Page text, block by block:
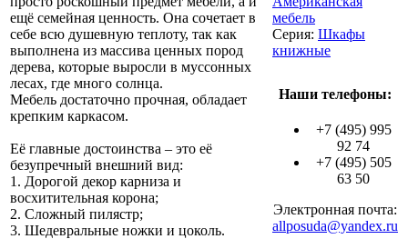
ещё семейная ценность. Она сочетает в
себе всю душевную теплоту, так как
выполнена из массива ценных пород
дерева, которые выросли в муссонных
лесах, где много солнца.
Мебель достаточно прочная, обладает
крепким каркасом.
Её главные достоинства – это её
безупречный внешний вид:
1. Дорогой декор карниза и
восхитительная корона;
2. Сложный пилястр;
3. Шедевральные ножки и цоколь.
мебель
Серия: Шкафы
книжные
Наши телефоны:
+7 (495) 995
92 74
+7 (495) 505
63 50
Электронная почта:
allposuda@yandex.ru